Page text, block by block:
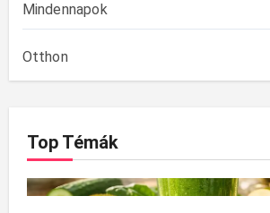
Mindennapok
Otthon
Top Témák